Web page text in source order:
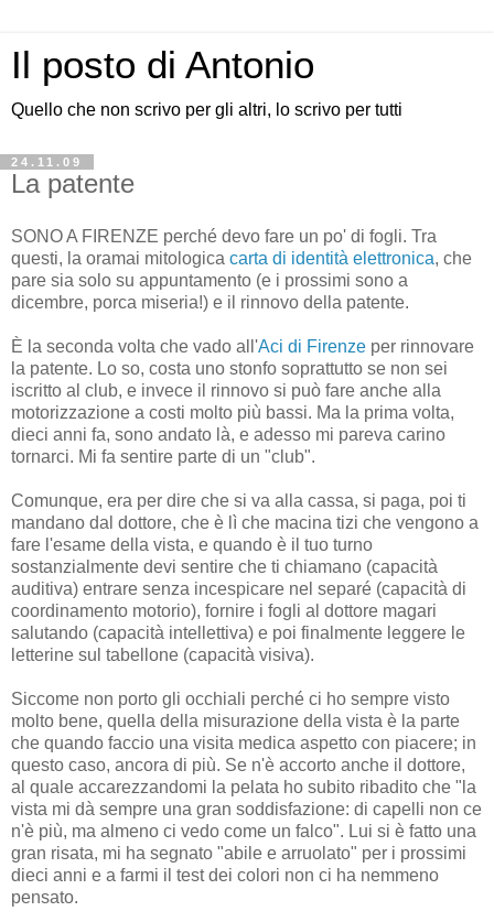
Il posto di Antonio
Quello che non scrivo per gli altri, lo scrivo per tutti
24.11.09
La patente
SONO A FIRENZE perché devo fare un po' di fogli. Tra
questi, la oramai mitologica carta di identità elettronica, che
pare sia solo su appuntamento (e i prossimi sono a
dicembre, porca miseria!) e il rinnovo della patente.
È la seconda volta che vado all'Aci di Firenze per rinnovare
la patente. Lo so, costa uno stonfo soprattutto se non sei
iscritto al club, e invece il rinnovo si può fare anche alla
motorizzazione a costi molto più bassi. Ma la prima volta,
dieci anni fa, sono andato là, e adesso mi pareva carino
tornarci. Mi fa sentire parte di un "club".
Comunque, era per dire che si va alla cassa, si paga, poi ti
mandano dal dottore, che è lì che macina tizi che vengono a
fare l'esame della vista, e quando è il tuo turno
sostanzialmente devi sentire che ti chiamano (capacità
auditiva) entrare senza incespicare nel separé (capacità di
coordinamento motorio), fornire i fogli al dottore magari
salutando (capacità intellettiva) e poi finalmente leggere le
letterine sul tabellone (capacità visiva).
Siccome non porto gli occhiali perché ci ho sempre visto
molto bene, quella della misurazione della vista è la parte
che quando faccio una visita medica aspetto con piacere; in
questo caso, ancora di più. Se n'è accorto anche il dottore,
al quale accarezzandomi la pelata ho subito ribadito che "la
vista mi dà sempre una gran soddisfazione: di capelli non ce
n'è più, ma almeno ci vedo come un falco". Lui si è fatto una
gran risata, mi ha segnato "abile e arruolato" per i prossimi
dieci anni e a farmi il test dei colori non ci ha nemmeno
pensato.